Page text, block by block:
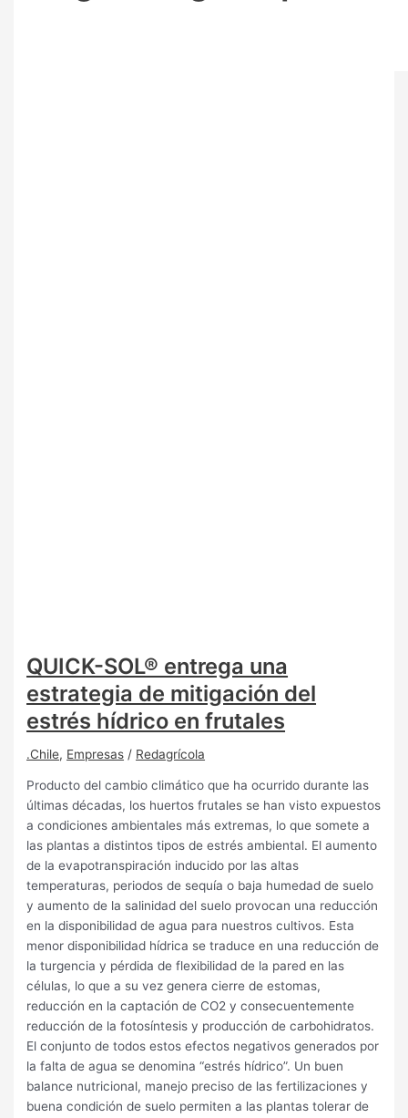
QUICK-SOL® entrega una
estrategia de mitigación del
estrés hídrico en frutales
.Chile, Empresas / Redagrícola
Producto del cambio climático que ha ocurrido durante las
últimas décadas, los huertos frutales se han visto expuestos
a condiciones ambientales más extremas, lo que somete a
las plantas a distintos tipos de estrés ambiental. El aumento
de la evapotranspiración inducido por las altas
temperaturas, periodos de sequía o baja humedad de suelo
y aumento de la salinidad del suelo provocan una reducción
en la disponibilidad de agua para nuestros cultivos. Esta
menor disponibilidad hídrica se traduce en una reducción de
la turgencia y pérdida de flexibilidad de la pared en las
células, lo que a su vez genera cierre de estomas,
reducción en la captación de CO2 y consecuentemente
reducción de la fotosíntesis y producción de carbohidratos.
El conjunto de todos estos efectos negativos generados por
la falta de agua se denomina “estrés hídrico”. Un buen
balance nutricional, manejo preciso de las fertilizaciones y
buena condición de suelo permiten a las plantas tolerar de